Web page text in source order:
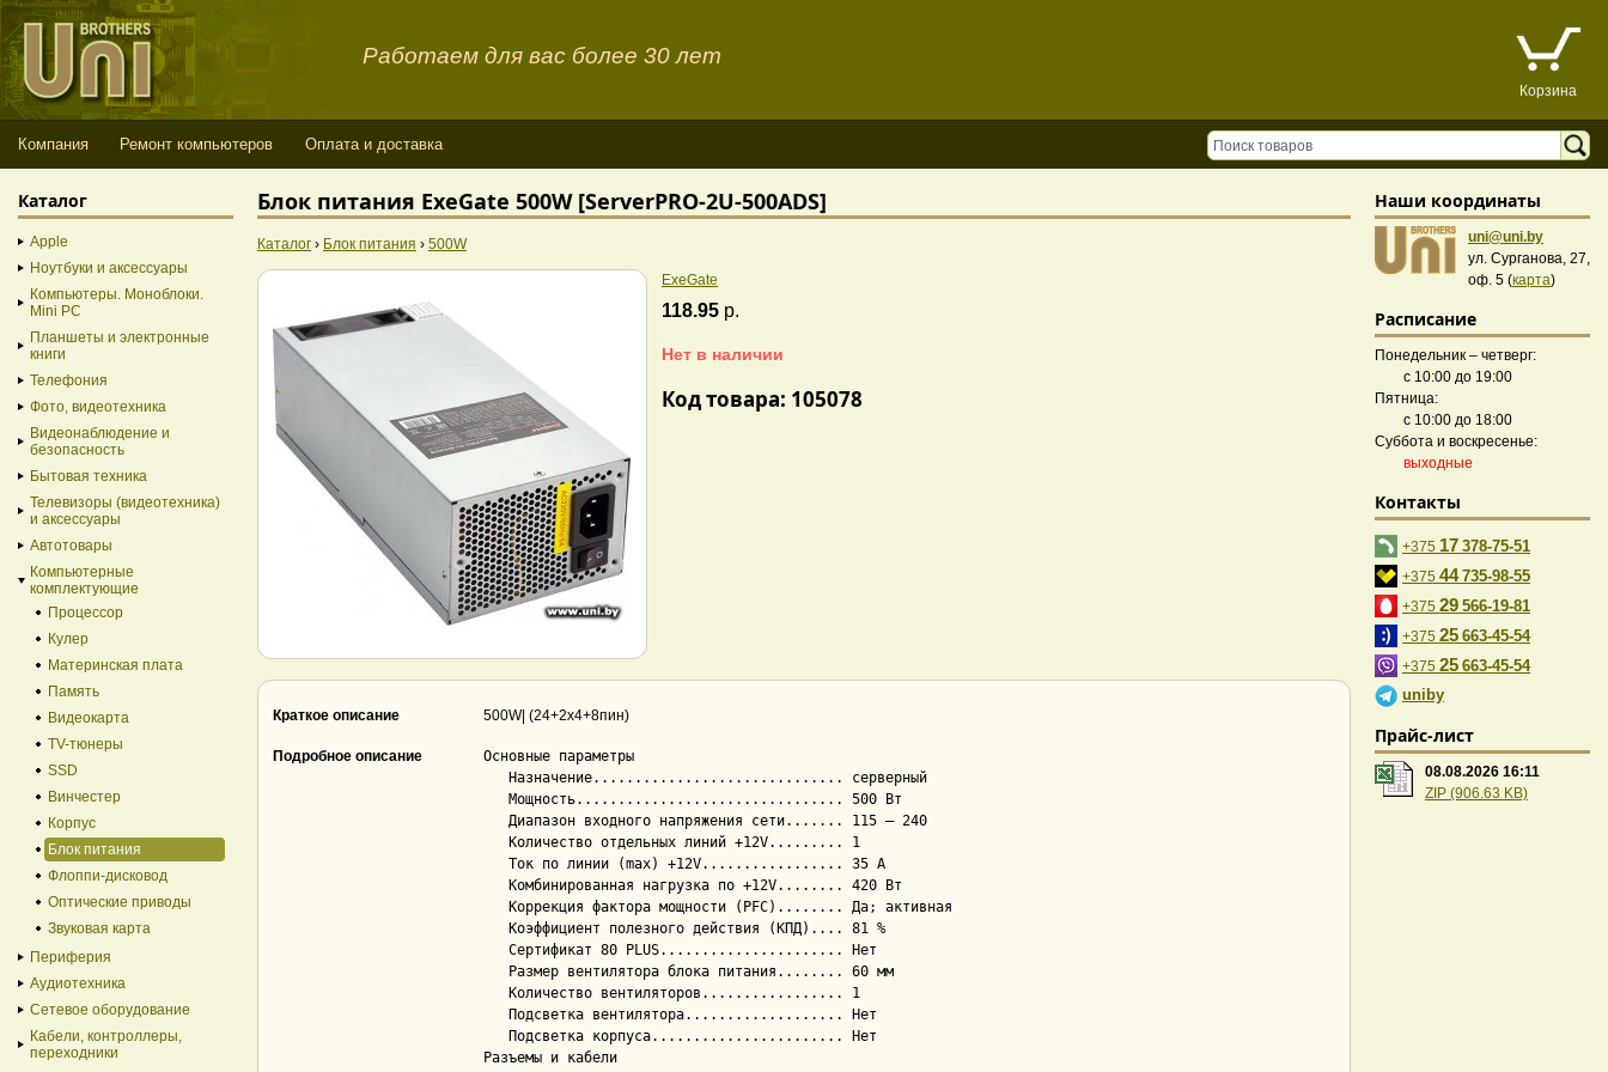
Работаем для вас более 30 лет
Корзина
Компания Ремонт компьютеров Оплата и доставка
Блок питания ExeGate 500W [ServerPRO-2U-500ADS]
Каталог › Блок питания › 500W
ExeGate
118.95 р.
Нет в наличии
Код товара: 105078
Краткое описание 500W| (24+2x4+8пин)
Подробное описание
Основные параметры
Разъемы и кабели
Каталог
Apple
Ноутбуки и аксессуары
Компьютеры. Моноблоки.
Mini PC
Планшеты и электронные
книги
Телефония
Фото, видеотехника
Видеонаблюдение и
безопасность
Бытовая техника
Телевизоры (видеотехника)
и аксессуары
Автотовары
Компьютерные
комплектующие
Процессор
Кулер
Материнская плата
Память
Видеокарта
TV-тюнеры
SSD
Винчестер
Корпус
Блок питания
Флоппи-дисковод
Оптические приводы
Звуковая карта
Периферия
Аудиотехника
Сетевое оборудование
Кабели, контроллеры,
переходники
Наши координаты
uni@uni.by
ул. Сурганова, 27,
оф. 5 (карта)
Расписание
Понедельник – четверг:
с 10:00 до 19:00
Пятница:
с 10:00 до 18:00
Суббота и воскресенье:
выходные
Контакты
+375 17 378-75-51
+375 44 735-98-55
+375 29 566-19-81
+375 25 663-45-54
+375 25 663-45-54
uniby
Прайс-лист
08.08.2026 16:11
ZIP (906.63 KB)